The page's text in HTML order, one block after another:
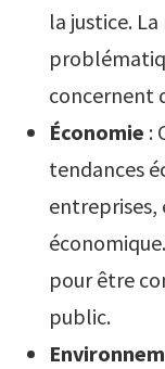
la justice.
concernent
Économie :
tendances
entreprises,
pour être
public.